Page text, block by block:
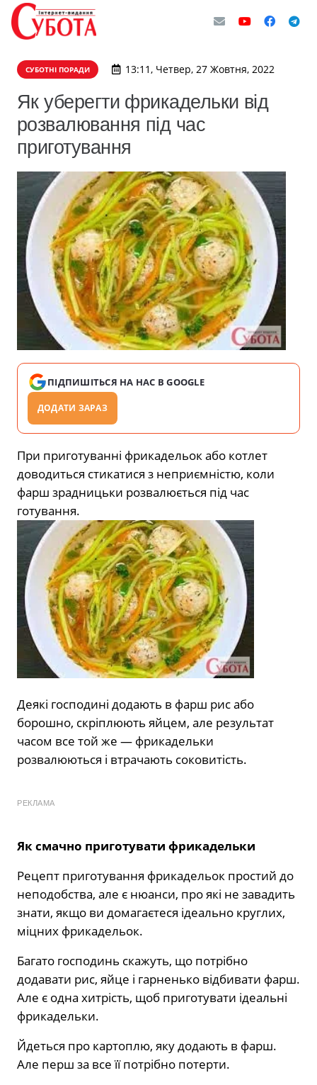
СУБОТНІ ПОРАДИ 13:11, Четвер, 27 Жовтня, 2022
Як уберегти фрикадельки від
розвалювання під час
приготування
ПІДПИШІТЬСЯ НА НАС В GOOGLE
ДОДАТИ ЗАРАЗ
При приготуванні фрикадельок або котлет
доводиться стикатися з неприємністю, коли
фарш зрадницьки розвалюється під час
готування.
Деякі господині додають в фарш рис або
борошно, скріплюють яйцем, але результат
часом все той же — фрикадельки
розвалюються і втрачають соковитість.
РЕКЛАМА
Як смачно приготувати фрикадельки
Рецепт приготування фрикадельок простий до
неподобства, але є нюанси, про які не завадить
знати, якщо ви домагаєтеся ідеально круглих,
міцних фрикадельок.
Багато господинь скажуть, що потрібно
додавати рис, яйце і гарненько відбивати фарш.
Але є одна хитрість, щоб приготувати ідеальні
фрикадельки.
Йдеться про картоплю, яку додають в фарш.
Але перш за все її потрібно потерти.